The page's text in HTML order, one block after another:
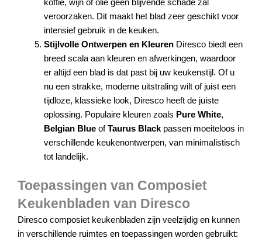
veroorzaken. Dit maakt het blad zeer geschikt voor
intensief gebruik in de keuken.
Stijlvolle Ontwerpen en Kleuren Diresco biedt een
breed scala aan kleuren en afwerkingen, waardoor
er altijd een blad is dat past bij uw keukenstijl. Of u
nu een strakke, moderne uitstraling wilt of juist een
tijdloze, klassieke look, Diresco heeft de juiste
oplossing. Populaire kleuren zoals Pure White,
Belgian Blue ofTaurus Black passen moeiteloos in
verschillende keukenontwerpen, van minimalistisch
tot landelijk.
Toepassingen van Composiet
Keukenbladen van Diresco
Diresco composiet keukenbladen zijn veelzijdig en kunnen
in verschillende ruimtes en toepassingen worden gebruikt: